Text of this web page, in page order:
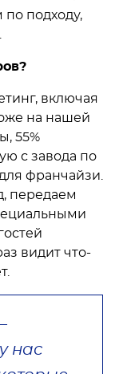
по подходу,
включая
на нашей
55%
с завода по
франчайзи.
передаем
видит что-
нас